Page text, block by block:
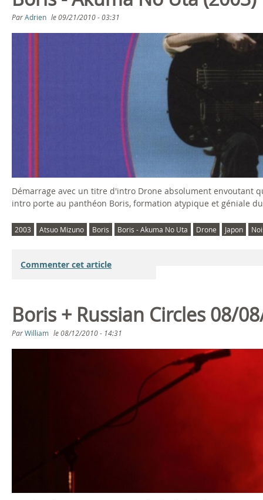
s
ê
i
ParAdrien le09/21/2010 - 03:31
Démarrage avec un titre d'intro Drone absolument envoutant
intro porte au panthéon Boris, formation atypique et géniale
2003 Atsuo Mizuno Boris Boris - Akuma No Uta Drone Japon
Commenter cet article
Boris + Russian Circles 08/
ParWilliam le08/12/2010 - 14:31